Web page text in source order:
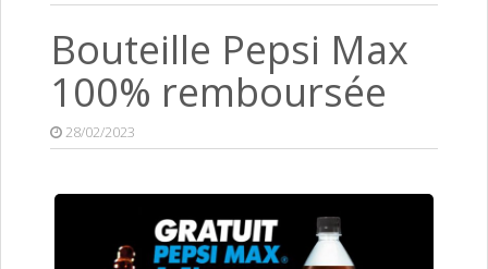
Bouteille Pepsi Max
100% remboursée
28/02/2023